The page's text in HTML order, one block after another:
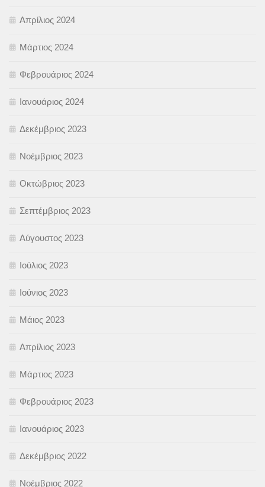
Απρίλιος 2024
Μάρτιος 2024
Φεβρουάριος 2024
Ιανουάριος 2024
Δεκέμβριος 2023
Νοέμβριος 2023
Οκτώβριος 2023
Σεπτέμβριος 2023
Αύγουστος 2023
Ιούλιος 2023
Ιούνιος 2023
Μάιος 2023
Απρίλιος 2023
Μάρτιος 2023
Φεβρουάριος 2023
Ιανουάριος 2023
Δεκέμβριος 2022
Νοέμβριος 2022